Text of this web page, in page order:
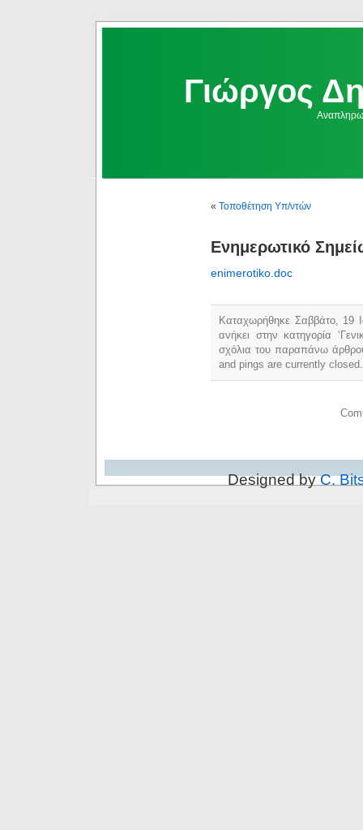
Γιώργος
« Τοποθέτηση Υπ/ντών
Ενημερωτικό
enimerotiko.doc
Καταχωρήθηκε Σαββάτο, 19
ανήκει στην κατηγορία
σχόλια του παραπάνω
and pings are currently closed.
Designed byC.